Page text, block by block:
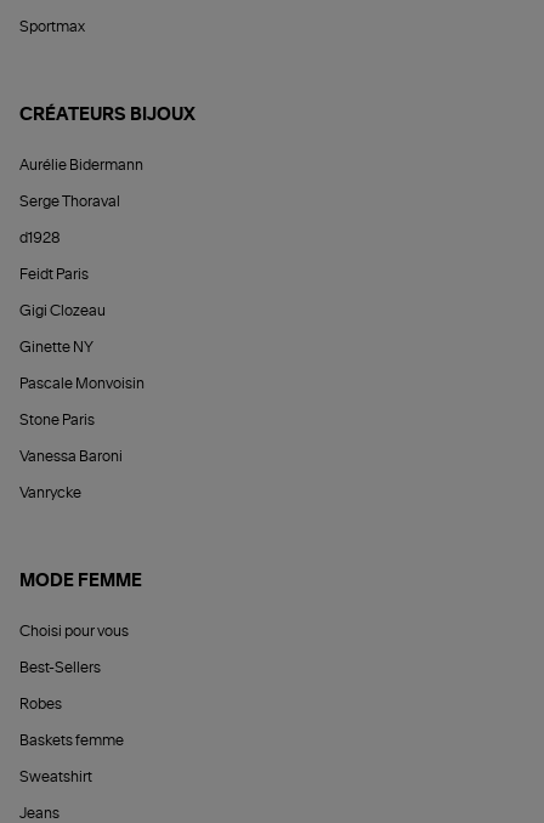
Sportmax
CRÉATEURS BIJOUX
Aurélie Bidermann
Serge Thoraval
d1928
Feidt Paris
Gigi Clozeau
Ginette NY
Pascale Monvoisin
Stone Paris
Vanessa Baroni
Vanrycke
MODE FEMME
Choisi pour vous
Best-Sellers
Robes
Baskets femme
Sweatshirt
Jeans